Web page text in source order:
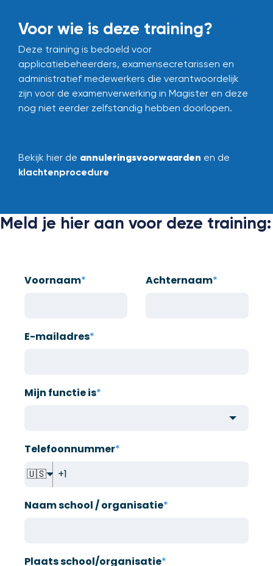
Voor wie is deze training?
Deze training is bedoeld voor
applicatiebeheerders, examensecretarissen en
administratief medewerkers die verantwoordelijk
zijn voor de examenverwerking in Magister en deze
nog niet eerder zelfstandig hebben doorlopen.
Bekijk hier de annuleringsvoorwaarden en de
klachtenprocedure
Meld je hier aan voor deze training:
Voornaam* Achternaam*
E-mailadres*
Mijn functie is*
Telefoonnummer*
🇺🇸
Naam school / organisatie*
Plaats school/organisatie*